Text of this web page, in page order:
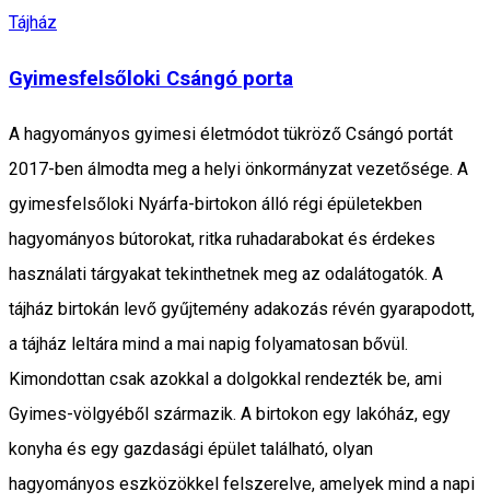
Tájház
Gyimesfelsőloki Csángó porta
A hagyományos gyimesi életmódot tükröző Csángó portát
2017-ben álmodta meg a helyi önkormányzat vezetősége. A
gyimesfelsőloki Nyárfa-birtokon álló régi épületekben
hagyományos bútorokat, ritka ruhadarabokat és érdekes
használati tárgyakat tekinthetnek meg az odalátogatók. A
tájház birtokán levő gyűjtemény adakozás révén gyarapodott,
a tájház leltára mind a mai napig folyamatosan bővül.
Kimondottan csak azokkal a dolgokkal rendezték be, ami
Gyimes-völgyéből származik. A birtokon egy lakóház, egy
konyha és egy gazdasági épület található, olyan
hagyományos eszközökkel felszerelve, amelyek mind a napi